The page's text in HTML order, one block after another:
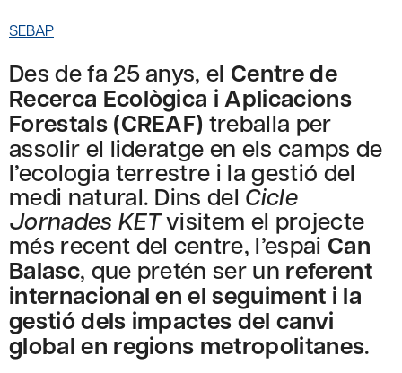
SEBAP
Des de fa 25 anys, el Centre de
Recerca Ecològica i Aplicacions
Forestals (CREAF) treballa per
assolir el lideratge en els camps de
l’ecologia terrestre i la gestió del
medi natural. Dins del Cicle
Jornades KETvisitem el projecte
més recent del centre, l’espai Can
Balasc, que pretén ser un referent
internacional en el seguiment i la
gestió dels impactes del canvi
global en regions metropolitanes.